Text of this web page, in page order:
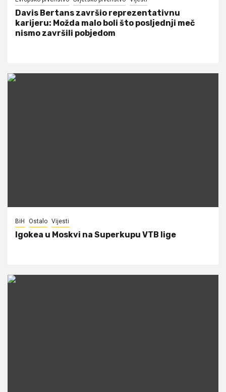
Davis Bertans završio reprezentativnu
karijeru: Možda malo boli što posljednji meč
nismo završili pobjedom
BiH Ostalo Vijesti
Igokea u Moskvi na Superkupu VTB lige